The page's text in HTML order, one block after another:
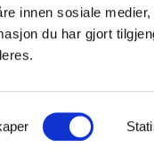
innen sosiale
du har gjort